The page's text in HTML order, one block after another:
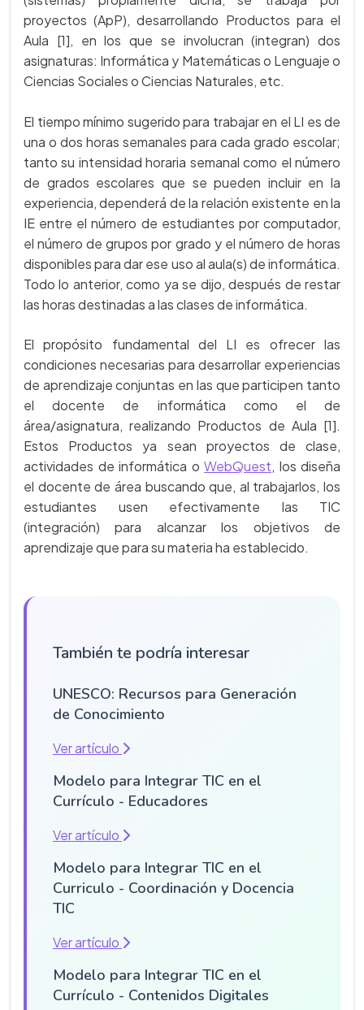
proyectos (ApP), desarrollando Productos para el
Aula [1], en los que se involucran (integran) dos
asignaturas: Informática y Matemáticas o Lenguaje o
Ciencias Sociales o Ciencias Naturales, etc.
El tiempo mínimo sugerido para trabajar en el LI es de
una o dos horas semanales para cada grado escolar;
tanto su intensidad horaria semanal como el número
de grados escolares que se pueden incluir en la
experiencia, dependerá de la relación existente en la
IE entre el número de estudiantes por computador,
el número de grupos por grado y el número de horas
disponibles para dar ese uso al aula(s) de informática.
Todo lo anterior, como ya se dijo, después de restar
las horas destinadas a las clases de informática.
El propósito fundamental del LI es ofrecer las
condiciones necesarias para desarrollar experiencias
de aprendizaje conjuntas en las que participen tanto
el docente de informática como el de
área/asignatura, realizando Productos de Aula [1].
Estos Productos ya sean proyectos de clase,
actividades de informática o WebQuest, los diseña
el docente de área buscando que, al trabajarlos, los
estudiantes usen efectivamente las TIC
(integración) para alcanzar los objetivos de
aprendizaje que para su materia ha establecido.
También te podría interesar
UNESCO: Recursos para Generación
de Conocimiento
Ver artículo
Modelo para Integrar TIC en el
Currículo - Educadores
Ver artículo
Modelo para Integrar TIC en el
Curriculo - Coordinación y Docencia
TIC
Ver artículo
Modelo para Integrar TIC en el
Currículo - Contenidos Digitales